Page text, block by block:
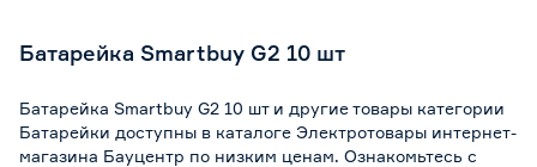
Батарейка Smartbuy G2 10 шт
Батарейка Smartbuy G2 10 шт и другие товары категории
Батарейки доступны в каталоге Электротовары интернет-
магазина Бауцентр по низким ценам. Ознакомьтесь с